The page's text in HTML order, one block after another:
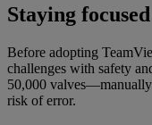
Staying
Before adopting
challenges with safety
50,000
risk of error.